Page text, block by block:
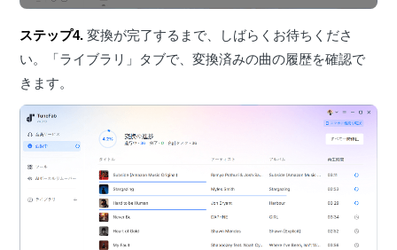
ステップ4.変換が完了するまで、しばらくお待ちくださ
い。「ライブラリ」タブで、変換済みの曲の履歴を確認で
きます。